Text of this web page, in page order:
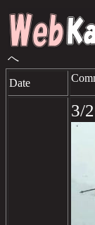
へ
Date
3/